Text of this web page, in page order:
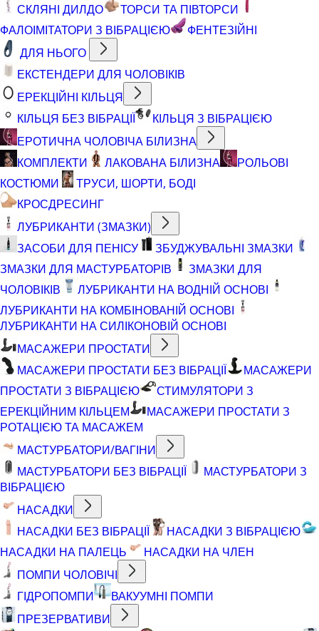
СКЛЯНІ ДИЛДО
ТОРСИ ТА ПІВТОРСИ
ФАЛОІМІТАТОРИ З ВІБРАЦІЄЮ
ФЕНТЕЗІЙНІ
ДЛЯ НЬОГО
ЕКСТЕНДЕРИ ДЛЯ ЧОЛОВІКІВ
ЕРЕКЦІЙНІ КІЛЬЦЯ
КІЛЬЦЯ БЕЗ ВІБРАЦІЇ
КІЛЬЦЯ З ВІБРАЦІЄЮ
ЕРОТИЧНА ЧОЛОВІЧА БІЛИЗНА
КОМПЛЕКТИ
ЛАКОВАНА БІЛИЗНА
РОЛЬОВІ
КОСТЮМИ
ТРУСИ, ШОРТИ, БОДІ
КРОСДРЕСИНГ
ЛУБРИКАНТИ (ЗМАЗКИ)
ЗАСОБИ ДЛЯ ПЕНІСУ
ЗБУДЖУВАЛЬНІ ЗМАЗКИ
ЗМАЗКИ ДЛЯ МАСТУРБАТОРІВ
ЗМАЗКИ ДЛЯ
ЧОЛОВІКІВ
ЛУБРИКАНТИ НА ВОДНІЙ ОСНОВІ
ЛУБРИКАНТИ НА КОМБІНОВАНІЙ ОСНОВІ
ЛУБРИКАНТИ НА СИЛІКОНОВІЙ ОСНОВІ
МАСАЖЕРИ ПРОСТАТИ
МАСАЖЕРИ ПРОСТАТИ БЕЗ ВІБРАЦІЇ
МАСАЖЕРИ
ПРОСТАТИ З ВІБРАЦІЄЮ
СТИМУЛЯТОРИ З
ЕРЕКЦІЙНИМ КІЛЬЦЕМ
МАСАЖЕРИ ПРОСТАТИ З
РОТАЦІЄЮ ТА МАСАЖЕМ
МАСТУРБАТОРИ/ВАГІНИ
МАСТУРБАТОРИ БЕЗ ВІБРАЦІЇ
МАСТУРБАТОРИ З
ВІБРАЦІЄЮ
НАСАДКИ
НАСАДКИ БЕЗ ВІБРАЦІЇ
НАСАДКИ З ВІБРАЦІЄЮ
НАСАДКИ НА ПАЛЕЦЬ
НАСАДКИ НА ЧЛЕН
ПОМПИ ЧОЛОВІЧІ
ГІДРОПОМПИ
ВАКУУМНІ ПОМПИ
ПРЕЗЕРВАТИВИ